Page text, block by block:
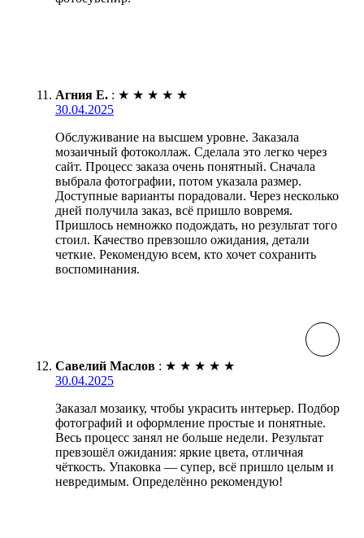
Агния Е. : ★ ★ ★ ★ ★
30.04.2025
Обслуживание на высшем уровне. Заказала
мозаичный фотоколлаж. Сделала это легко через
сайт. Процесс заказа очень понятный. Сначала
выбрала фотографии, потом указала размер.
Доступные варианты порадовали. Через несколько
дней получила заказ, всё пришло вовремя.
Пришлось немножко подождать, но результат того
стоил. Качество превзошло ожидания, детали
четкие. Рекомендую всем, кто хочет сохранить
воспоминания.
Савелий Маслов : ★ ★ ★ ★ ★
30.04.2025
Заказал мозаику, чтобы украсить интерьер. Подбор
фотографий и оформление простые и понятные.
Весь процесс занял не больше недели. Результат
превзошёл ожидания: яркие цвета, отличная
чёткость. Упаковка — супер, всё пришло целым и
невредимым. Определённо рекомендую!